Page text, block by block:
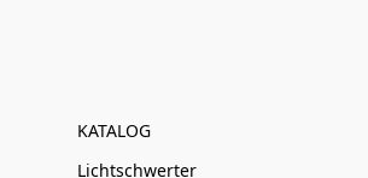
KATALOG
Lichtschwerter